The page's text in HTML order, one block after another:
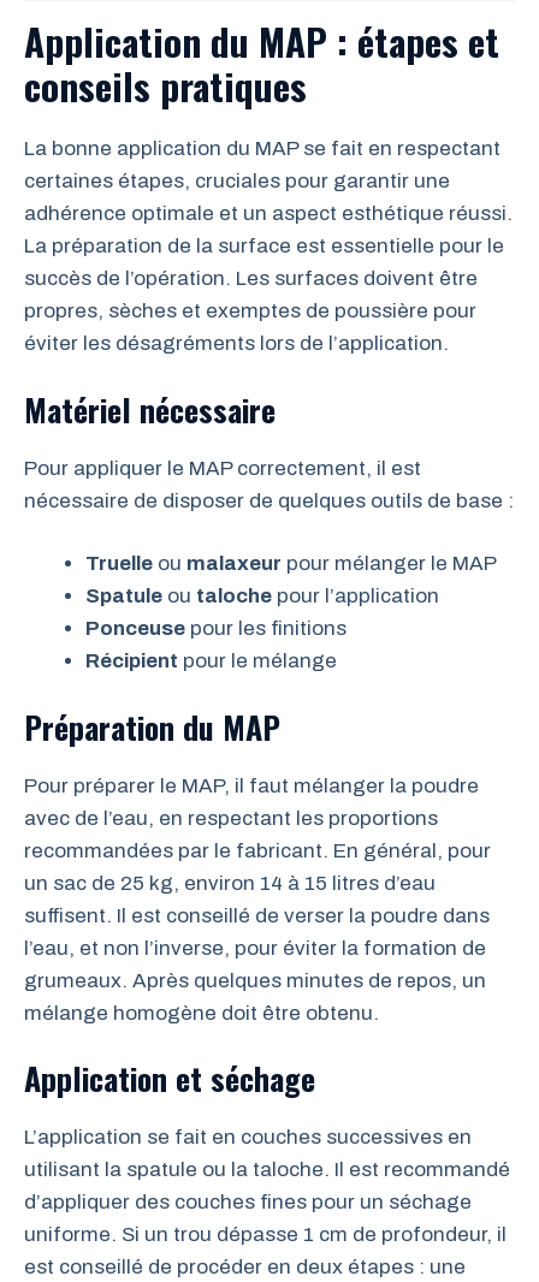
Application du MAP : étapes et
conseils pratiques
La bonne application du MAP se fait en respectant
certaines étapes, cruciales pour garantir une
adhérence optimale et un aspect esthétique réussi.
La préparation de la surface est essentielle pour le
succès de l’opération. Les surfaces doivent être
propres, sèches et exemptes de poussière pour
éviter les désagréments lors de l’application.
Matériel nécessaire
Pour appliquer le MAP correctement, il est
nécessaire de disposer de quelques outils de base :
Truelle ou malaxeur pour mélanger le MAP
Spatule ou taloche pour l’application
Ponceuse pour les finitions
Récipient pour le mélange
Préparation du MAP
Pour préparer le MAP, il faut mélanger la poudre
avec de l’eau, en respectant les proportions
recommandées par le fabricant. En général, pour
un sac de 25 kg, environ 14 à 15 litres d’eau
suffisent. Il est conseillé de verser la poudre dans
l’eau, et non l’inverse, pour éviter la formation de
grumeaux. Après quelques minutes de repos, un
mélange homogène doit être obtenu.
Application et séchage
L’application se fait en couches successives en
utilisant la spatule ou la taloche. Il est recommandé
d’appliquer des couches fines pour un séchage
uniforme. Si un trou dépasse 1 cm de profondeur, il
est conseillé de procéder en deux étapes : une